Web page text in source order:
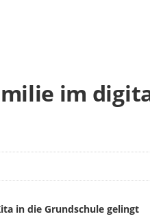
im
in die Grundschule gelingt